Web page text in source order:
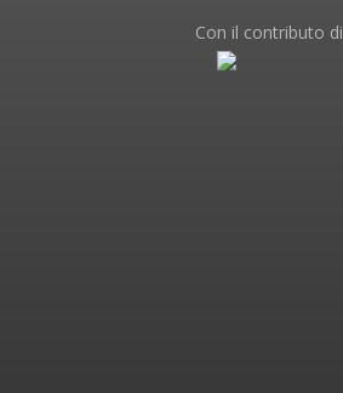
Con il contributo di